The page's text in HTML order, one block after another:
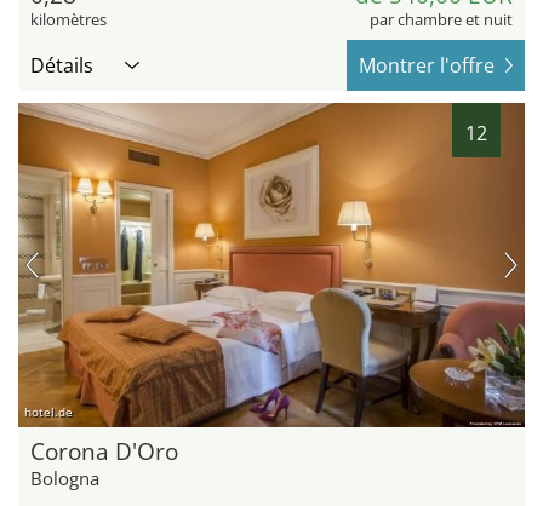
kilomètres par chambre et nuit
Détails Montrer l'offre
12
hotel.de
Corona D'Oro
Bologna